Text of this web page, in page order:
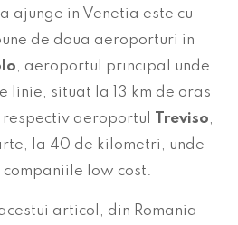
ajunge in Venetia este cu
de doua aeroporturi in
, aeroportul principal unde
linie, situat la 13 km de oras
aeroportul
Treviso,
la 40 de kilometri, unde
low cost.
articol, din Romania